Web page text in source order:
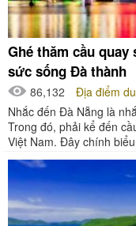
Ghé thăm cầu
sức sống Đà thành
86,132
Địa điểm
Nhắc đến Đà Nẵng là
Trong đó, phải kể đến
Việt Nam. Đây chính